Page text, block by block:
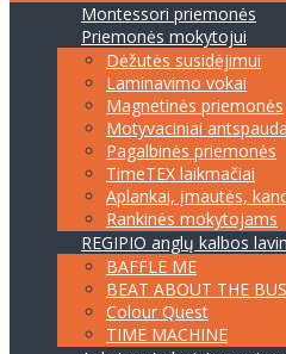
Montessori priemonės
Priemonės mokytojui
Dėžutės susidėjimui
Laminavimo vokai
Magnetinės priemonės
Motyvaciniai
Pagalbinės priemonės
TimeTEX laikmačiai
Aplankai, įmautės,
Rankinės mokytojams
REGIPIO anglų kalbos
BAFFLE ME
BEAT ABOUT THE
Colour Quest
TIME MACHINE